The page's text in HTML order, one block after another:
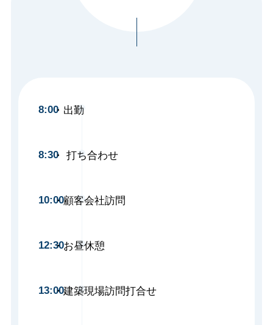
8:00 出勤
8:30 打ち合わせ
10:00顧客会社訪問
12:30お昼休憩
13:00建築現場訪問打合せ